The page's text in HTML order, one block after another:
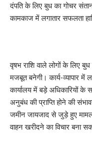
दंपति के लिए बुध का गोचर
कामकाज में लगातार सफलता
वृषभ राशि वाले लोगों के लिए
मजबूत बनेगी। कार्य-व्यापार
कार्यालय में बड़े अधिकारियों
अनुबंध की प्राप्ति होने की
जमीन जायजाद से जुड़े हुए
वाहन खरीदने का विचार बना